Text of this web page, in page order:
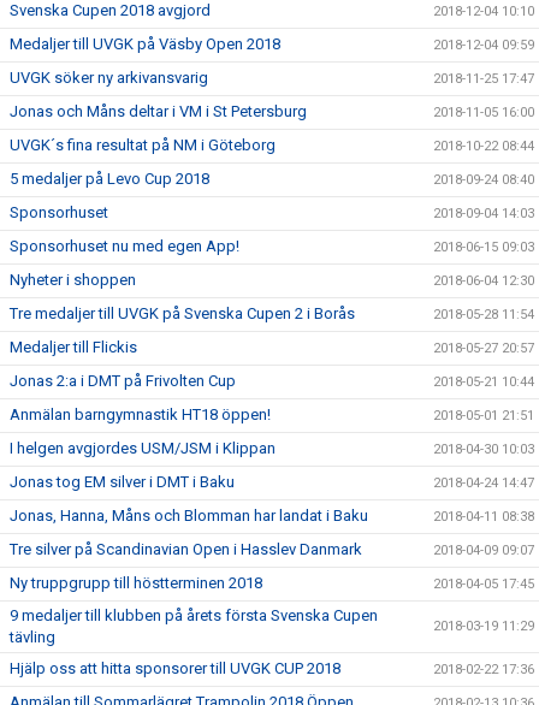
Svenska Cupen 2018 avgjord 2018-12-04 10:10
Medaljer till UVGK på Väsby Open 2018 2018-12-04 09:59
UVGK söker ny arkivansvarig 2018-11-25 17:47
Jonas och Måns deltar i VM i St Petersburg 2018-11-05 16:00
UVGK´s fina resultat på NM i Göteborg 2018-10-22 08:44
5 medaljer på Levo Cup 2018 2018-09-24 08:40
Sponsorhuset 2018-09-04 14:03
Sponsorhuset nu med egen App! 2018-06-15 09:03
Nyheter i shoppen 2018-06-04 12:30
Tre medaljer till UVGK på Svenska Cupen 2 i Borås 2018-05-28 11:54
Medaljer till Flickis 2018-05-27 20:57
Jonas 2:a i DMT på Frivolten Cup 2018-05-21 10:44
Anmälan barngymnastik HT18 öppen! 2018-05-01 21:51
I helgen avgjordes USM/JSM i Klippan 2018-04-30 10:03
Jonas tog EM silver i DMT i Baku 2018-04-24 14:47
Jonas, Hanna, Måns och Blomman har landat i Baku 2018-04-11 08:38
Tre silver på Scandinavian Open i Hasslev Danmark 2018-04-09 09:07
Ny truppgrupp till höstterminen 2018 2018-04-05 17:45
9 medaljer till klubben på årets första Svenska Cupen
tävling
2018-03-19 11:29
Hjälp oss att hitta sponsorer till UVGK CUP 2018 2018-02-22 17:36